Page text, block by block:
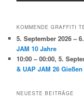
KOMMENDE GRAFFITI
5. September 2026 –
JAM 10 Jahre
10:00 – 00:00,5.
& UAP JAM 26 Gießen
NEUESTE BEITRÄGE